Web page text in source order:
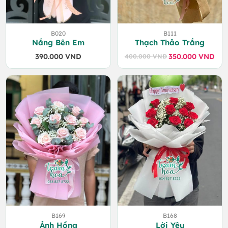
B020
Nắng Bên Em
390.000 VND
B111
Thạch Thảo Trắng
400.000VND Giá
gốc
là:
400.000 VND.
350.000VND
Giá
hiện
tại
là:
350.000 VND.
B169
Ánh Hồng
B168
Lời Yêu